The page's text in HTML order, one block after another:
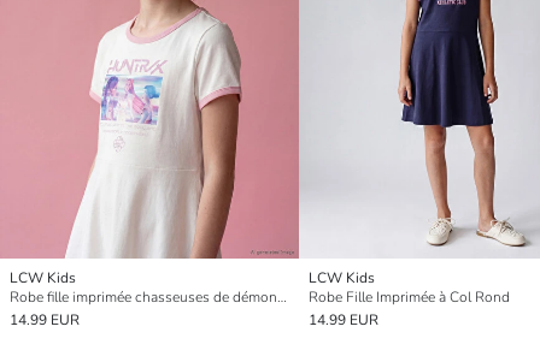
LCW Kids
Robe fille imprimée chasseuses de démons K-pop
14.99 EUR
LCW Kids
Robe Fille Imprimée à Col Rond
14.99 EUR